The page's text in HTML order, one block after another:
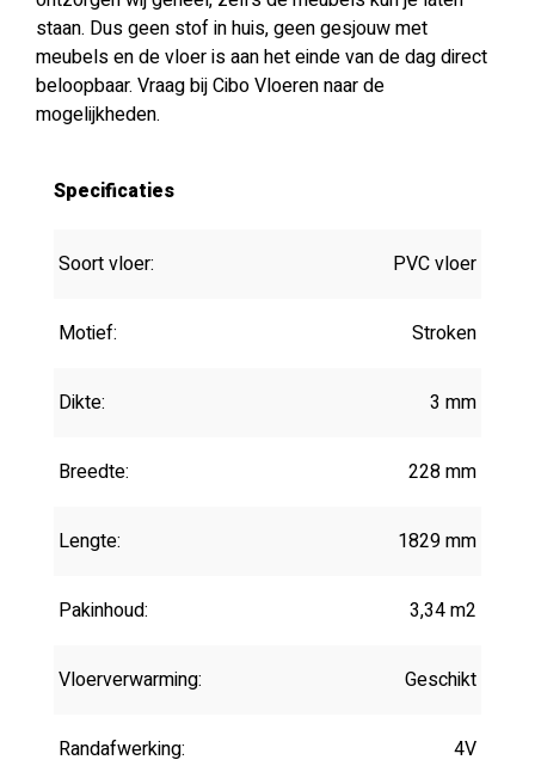
staan. Dus geen stof in huis, geen gesjouw met
meubels en de vloer is aan het einde van de dag direct
beloopbaar. Vraag bij Cibo Vloeren naar de
mogelijkheden.
Specificaties
Soort vloer: PVC vloer
Motief: Stroken
Dikte: 3 mm
Breedte: 228 mm
Lengte: 1829 mm
Pakinhoud: 3,34 m2
Vloerverwarming: Geschikt
Randafwerking: 4V